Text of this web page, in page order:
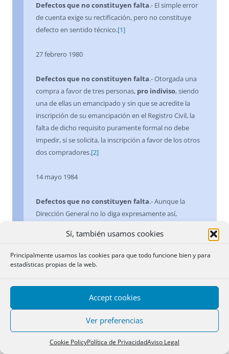
Sí, también usamos cookies
Principalmente usamos las cookies para que todo funcione bien y para
estadísticas propias de la web.
Accept cookies
Ver preferencias
Cookie PolicyPolítica de PrivacidadAviso Legal
Defectos que no constituyen falta.- El simple error
de cuenta exige su rectificación, pero no constituye
defecto en sentido técnico.[1]
27 febrero 1980
Defectos que no constituyen falta.- Otorgada una
compra a favor de tres personas, pro indiviso, siendo
una de ellas un emancipado y sin que se acredite la
inscripción de su emancipación en el Registro Civil, la
falta de dicho requisito puramente formal no debe
impedir, si se solicita, la inscripción a favor de los otros
dos compradores.[2]
14 mayo 1984
Defectos que no constituyen falta.- Aunque la
Dirección General no lo diga expresamente así,
suma del importe las cambiales y el capital garantizado
debería constituir en sí materia de recurso y podría
del propio Notario o mediante el buen sentido del
funcionario calificador.
Defectos que no constituyen faltas
.- La calificación